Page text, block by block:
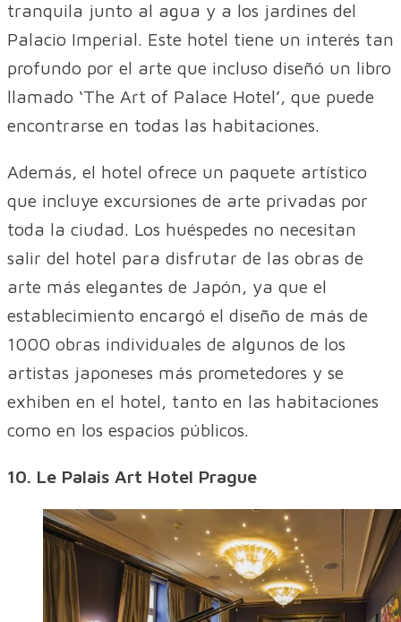
tranquila junto al agua y a los jardines del
Palacio Imperial. Este hotel tiene un interés tan
profundo por el arte que incluso diseñó un libro
llamado ‘The Art of Palace Hotel’, que puede
encontrarse en todas las habitaciones.
Además, el hotel ofrece un paquete artístico
que incluye excursiones de arte privadas por
toda la ciudad. Los huéspedes no necesitan
salir del hotel para disfrutar de las obras de
arte más elegantes de Japón, ya que el
establecimiento encargó el diseño de más de
1000 obras individuales de algunos de los
artistas japoneses más prometedores y se
exhiben en el hotel, tanto en las habitaciones
como en los espacios públicos.
10. Le Palais Art Hotel Prague